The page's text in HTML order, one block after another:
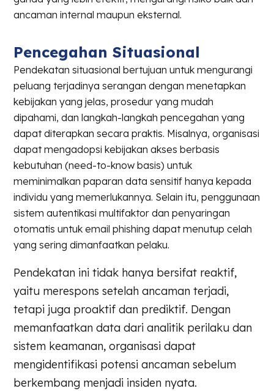
ancaman internal maupun eksternal.
Pencegahan Situasional
Pendekatan situasional bertujuan untuk mengurangi
peluang terjadinya serangan dengan menetapkan
kebijakan yang jelas, prosedur yang mudah
dipahami, dan langkah-langkah pencegahan yang
dapat diterapkan secara praktis. Misalnya, organisasi
dapat mengadopsi kebijakan akses berbasis
kebutuhan (need-to-know basis) untuk
meminimalkan paparan data sensitif hanya kepada
individu yang memerlukannya. Selain itu, penggunaan
sistem autentikasi multifaktor dan penyaringan
otomatis untuk email phishing dapat menutup celah
yang sering dimanfaatkan pelaku.
Pendekatan ini tidak hanya bersifat reaktif,
yaitu merespons setelah ancaman terjadi,
tetapi juga proaktif dan prediktif. Dengan
memanfaatkan data dari analitik perilaku dan
sistem keamanan, organisasi dapat
mengidentifikasi potensi ancaman sebelum
berkembang menjadi insiden nyata.